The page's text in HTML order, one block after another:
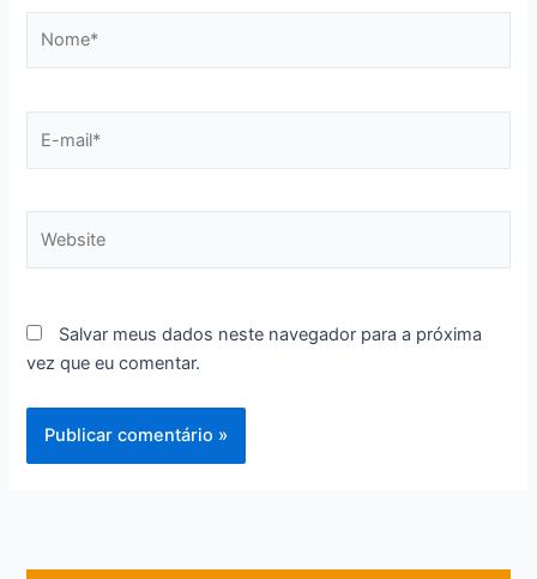
mail*
Salvar meus dados neste navegador para a próxima
vez que eu comentar.